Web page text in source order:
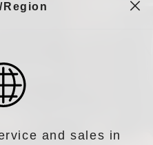
and sales in